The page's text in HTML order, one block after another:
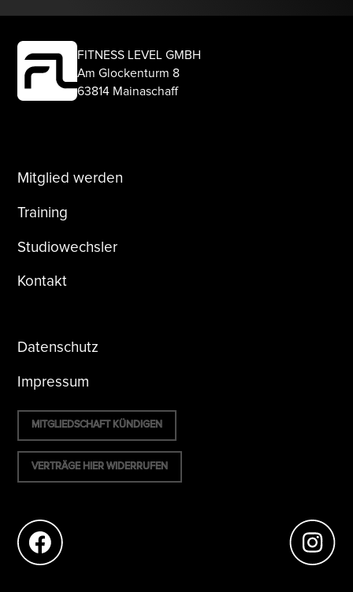
FITNESS LEVEL GMBH
Am Glockenturm 8
63814 Mainaschaff
Mitglied werden
Training
Studiowechsler
Kontakt
Datenschutz
Impressum
MITGLIEDSCHAFT KÜNDIGEN
VERTRÄGE HIER WIDERRUFEN